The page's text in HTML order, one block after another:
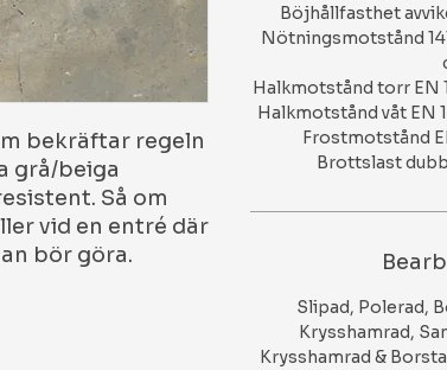
bekräftar regeln
grå/beiga
Så om
vid en entré där
bör göra.
Böjhållfasthet
Nötningsmotstånd
Halkmotstånd torr EN
Halkmotstånd våt EN
Frostmotstånd
Brottslast
Slipad, Polerad,
Krysshamrad,
Krysshamrad &